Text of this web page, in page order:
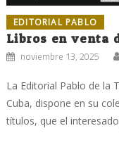
EDITORIAL PABLO
Libros en venta
noviembre 13, 2025
La Editorial Pablo de la
Cuba, dispone en su
títulos, que el